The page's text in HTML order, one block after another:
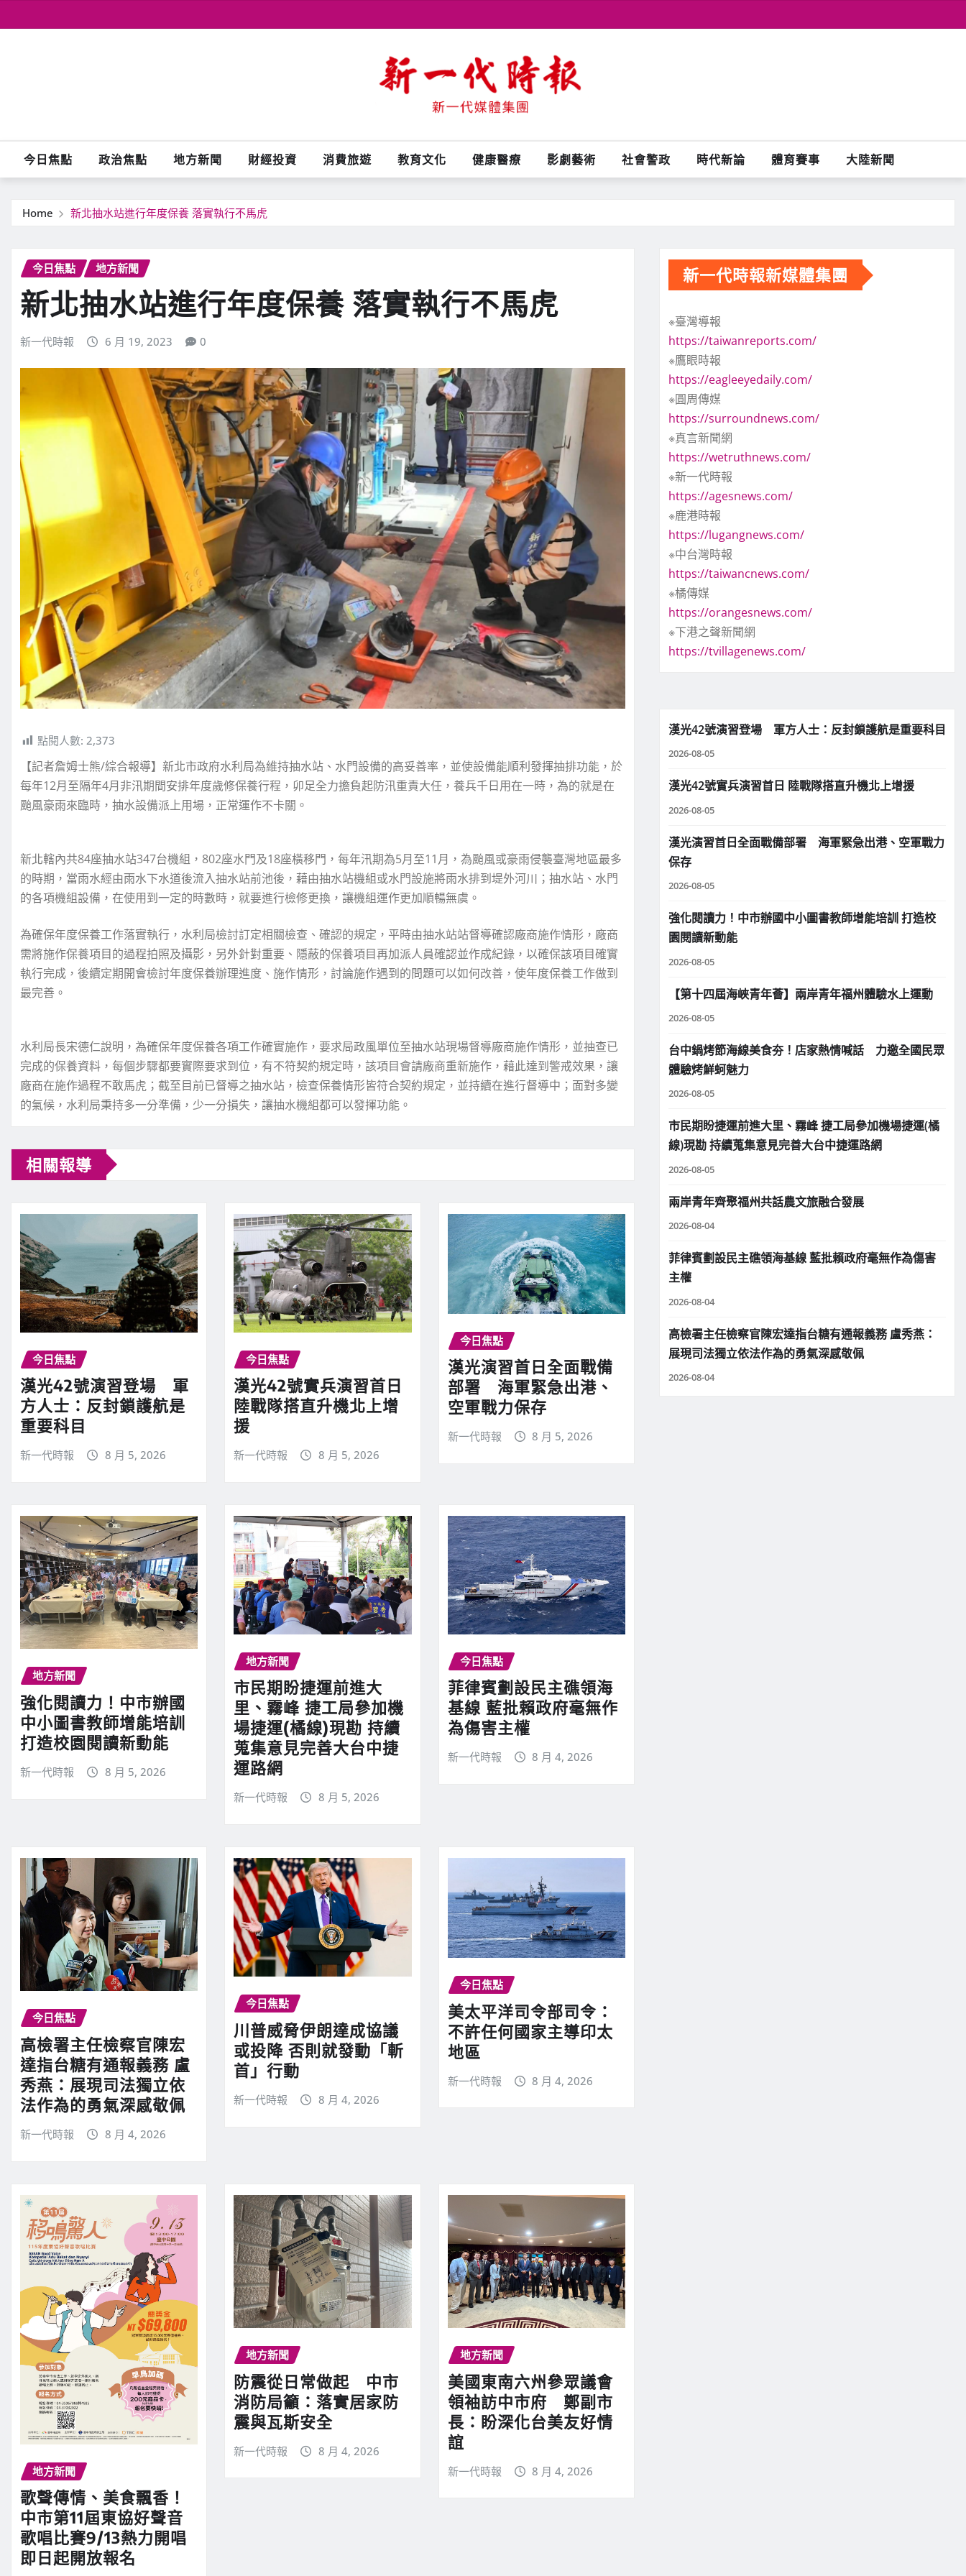
to
今日焦點 政治焦點 地方新聞 財經投資 消費旅遊 教育文化 健康醫療 影劇藝術 社會警政 時代新論 體育賽事 大陸新聞
Home 新北抽水站進行年度保養 落實執行不馬虎
今日焦點 地方新聞
新北抽水站進行年度保養 落實執行不馬虎
新一代時報 6 月 19, 2023 0
點閱人數: 2,373
【記者詹姆士熊/綜合報導】新北市政府水利局為維持抽水站、水門設備的高妥善率，並使設備能順利發揮抽排功能，於
每年12月至隔年4月非汛期間安排年度歲修保養行程，卯足全力擔負起防汛重責大任，養兵千日用在一時，為的就是在
颱風豪雨來臨時，抽水設備派上用場，正常運作不卡關。
新北轄內共84座抽水站347台機組，802座水門及18座橫移門，每年汛期為5月至11月，為颱風或豪雨侵襲臺灣地區最多
的時期，當雨水經由雨水下水道後流入抽水站前池後，藉由抽水站機組或水門設施將雨水排到堤外河川；抽水站、水門
的各項機組設備，在使用到一定的時數時，就要進行檢修更換，讓機組運作更加順暢無虞。
為確保年度保養工作落實執行，水利局檢討訂定相關檢查、確認的規定，平時由抽水站站督導確認廠商施作情形，廠商
需將施作保養項目的過程拍照及攝影，另外針對重要、隱蔽的保養項目再加派人員確認並作成紀錄，以確保該項目確實
執行完成，後續定期開會檢討年度保養辦理進度、施作情形，討論施作遇到的問題可以如何改善，使年度保養工作做到
最完善。
水利局長宋德仁說明，為確保年度保養各項工作確實施作，要求局政風單位至抽水站現場督導廠商施作情形，並抽查已
完成的保養資料，每個步驟都要實際要求到位，有不符契約規定時，該項目會請廠商重新施作，藉此達到警戒效果，讓
廠商在施作過程不敢馬虎；截至目前已督導之抽水站，檢查保養情形皆符合契約規定，並持續在進行督導中；面對多變
的氣候，水利局秉持多一分準備，少一分損失，讓抽水機組都可以發揮功能。
相關報導
今日焦點
漢光42號演習登場 軍
方人士：反封鎖護航是
重要科目
新一代時報 8 月 5, 2026
今日焦點
漢光42號實兵演習首日
陸戰隊搭直升機北上增
援
新一代時報 8 月 5, 2026
今日焦點
漢光演習首日全面戰備
部署 海軍緊急出港、
空軍戰力保存
新一代時報 8 月 5, 2026
地方新聞
強化閱讀力！中市辦國
中小圖書教師增能培訓
打造校園閱讀新動能
新一代時報 8 月 5, 2026
地方新聞
市民期盼捷運前進大
里、霧峰 捷工局參加機
場捷運(橘線)現勘 持續
蒐集意見完善大台中捷
運路網
新一代時報 8 月 5, 2026
今日焦點
菲律賓劃設民主礁領海
基線 藍批賴政府毫無作
為傷害主權
新一代時報 8 月 4, 2026
今日焦點
高檢署主任檢察官陳宏
達指台糖有通報義務 盧
秀燕：展現司法獨立依
法作為的勇氣深感敬佩
新一代時報 8 月 4, 2026
今日焦點
川普威脅伊朗達成協議
或投降 否則就發動「斬
首」行動
新一代時報 8 月 4, 2026
今日焦點
美太平洋司令部司令：
不許任何國家主導印太
地區
新一代時報 8 月 4, 2026
地方新聞
歌聲傳情、美食飄香！
中市第11屆東協好聲音
歌唱比賽9/13熱力開唱
即日起開放報名
地方新聞
防震從日常做起 中市
消防局籲：落實居家防
震與瓦斯安全
新一代時報 8 月 4, 2026
地方新聞
美國東南六州參眾議會
領袖訪中市府 鄭副市
長：盼深化台美友好情
誼
新一代時報 8 月 4, 2026
新一代時報新媒體集團
※臺灣導報
https://taiwanreports.com/
※鷹眼時報
https://eagleeyedaily.com/
※圓周傳媒
https://surroundnews.com/
※真言新聞網
https://wetruthnews.com/
※新一代時報
https://agesnews.com/
※鹿港時報
https://lugangnews.com/
※中台灣時報
https://taiwancnews.com/
※橘傳媒
https://orangesnews.com/
※下港之聲新聞網
https://tvillagenews.com/
漢光42號演習登場 軍方人士：反封鎖護航是重要科目
2026-08-05
漢光42號實兵演習首日 陸戰隊搭直升機北上增援
2026-08-05
漢光演習首日全面戰備部署 海軍緊急出港、空軍戰力
保存
2026-08-05
強化閱讀力！中市辦國中小圖書教師增能培訓 打造校
園閱讀新動能
2026-08-05
【第十四屆海峽青年薈】兩岸青年福州體驗水上運動
2026-08-05
台中鍋烤節海線美食夯！店家熱情喊話 力邀全國民眾
體驗烤鮮蚵魅力
2026-08-05
市民期盼捷運前進大里、霧峰 捷工局參加機場捷運(橘
線)現勘 持續蒐集意見完善大台中捷運路網
2026-08-05
兩岸青年齊聚福州共話農文旅融合發展
2026-08-04
菲律賓劃設民主礁領海基線 藍批賴政府毫無作為傷害
主權
2026-08-04
高檢署主任檢察官陳宏達指台糖有通報義務 盧秀燕：
展現司法獨立依法作為的勇氣深感敬佩
2026-08-04